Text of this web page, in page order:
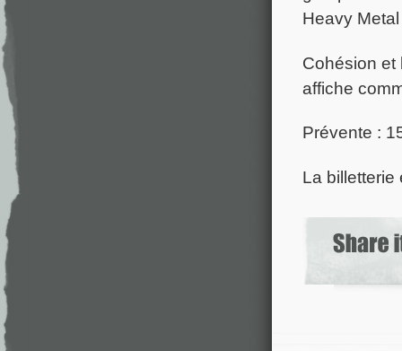
Heavy
Cohésion et
affiche
Prévente :
La